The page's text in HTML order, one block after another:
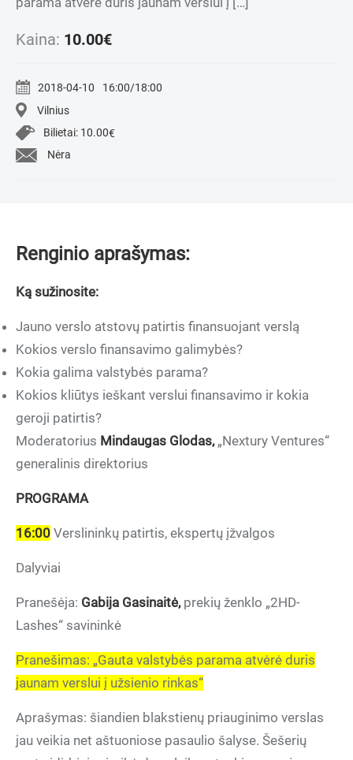
Kaina: 10.00€
2018-04-10
16:00/18:00
Vilnius
Bilietai: 10.00€
Nėra
Renginio aprašymas:
Ką sužinosite:
Jauno verslo atstovų patirtis finansuojant verslą
Kokios verslo finansavimo galimybės?
Kokia galima valstybės parama?
Kokios kliūtys ieškant verslui finansavimo ir kokia
geroji patirtis?
Moderatorius Mindaugas Glodas, „Nextury Ventures“
generalinis direktorius
PROGRAMA
16:00 Verslininkų patirtis, ekspertų įžvalgos
Dalyviai
Pranešėja: Gabija Gasinaitė,prekių ženklo „2HD-
Lashes“ savininkė
Pranešimas: „Gauta valstybės parama atvėrė duris
jaunam verslui į užsienio rinkas“
Aprašymas: šiandien blakstienų priauginimo verslas
jau veikia net aštuoniose pasaulio šalyse. Šešerių